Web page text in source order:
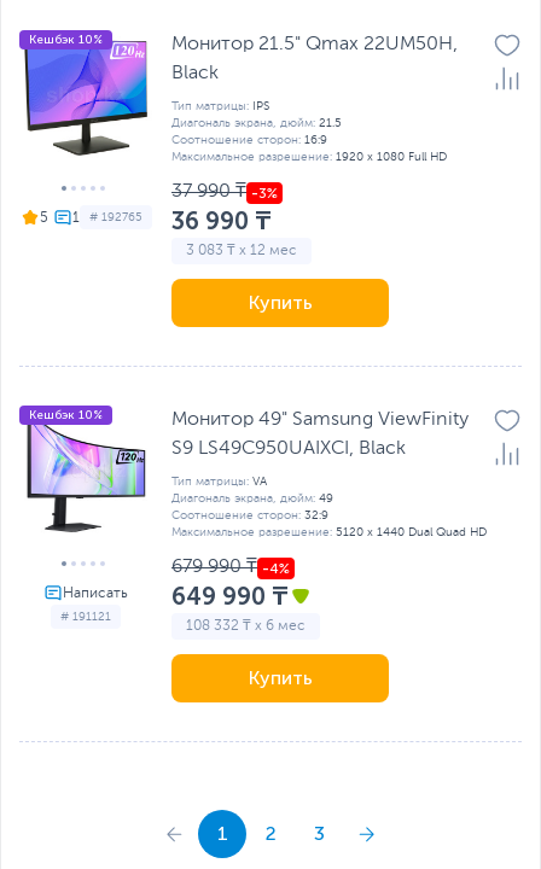
5 # 192765
Кешбэк 10%
Монитор 21.5" Qmax 22UM50H,
Black
Тип матрицы:
IPS
Диагональ экрана, дюйм: 21.5
Соотношение сторон: 16:9
Максимальное разрешение: 1920 x 1080 Full HD
37 990 ₸
36 990 ₸
3 083 ₸ x 12 мес
Купить
# 191121
Кешбэк 10%
Монитор 49" Samsung ViewFinity
S9 LS49C950UAIXCI, Black
Тип матрицы: VA
Диагональ экрана, дюйм: 49
Соотношение сторон: 32:9
Максимальное разрешение: 5120 x 1440 Dual Quad HD
679 990 ₸
649 990 ₸
108 332 ₸ x 6 мес
Купить
1 2 3